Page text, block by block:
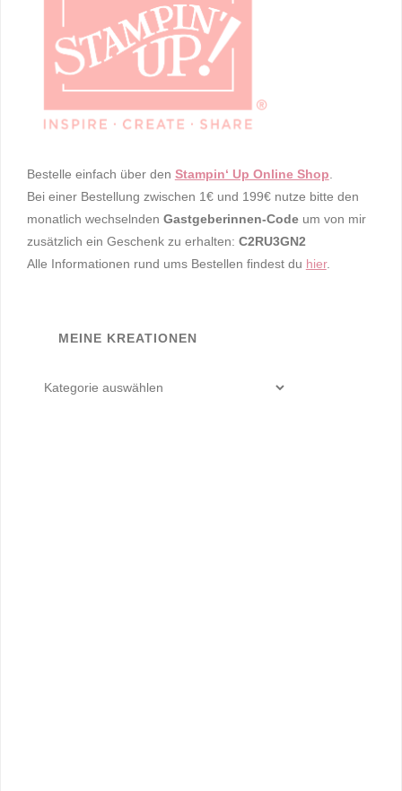
Bestelle einfach über den Stampin‘ Up Online Shop.
Bei einer Bestellung zwischen 1€ und 199€ nutze bitte den
monatlich wechselnden Gastgeberinnen-Codeum von mir
zusätzlich ein Geschenk zu erhalten: C2RU3GN2
Alle Informationen rund ums Bestellen findest du hier.
MEINE KREATIONEN